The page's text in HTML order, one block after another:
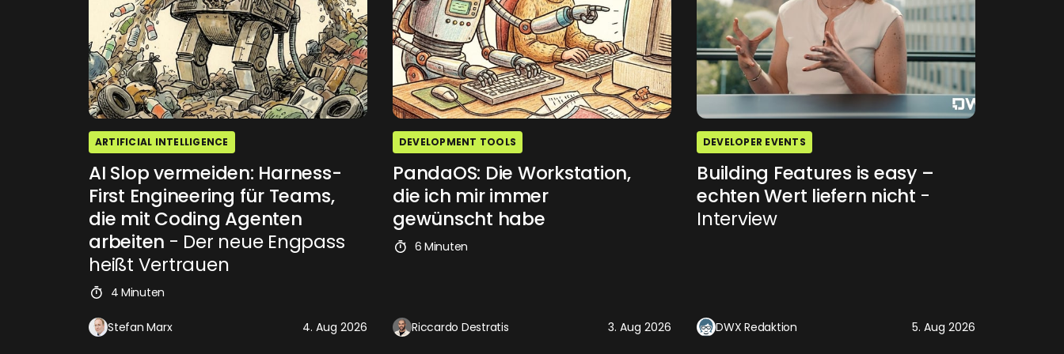
ARTIFICIAL INTELLIGENCE
AI Slop vermeiden: Harness-
First Engineering für Teams,
die mit Coding Agenten
arbeiten - Der neue Engpass
heißt Vertrauen
4 Minuten
Stefan Marx 4. Aug 2026
DEVELOPMENT TOOLS
PandaOS: Die Workstation,
die ich mir immer
gewünscht habe
6 Minuten
Riccardo Destratis 3. Aug 2026
DEVELOPER EVENTS
Building Features is easy –
echten Wert liefern nicht -
Interview
DWX Redaktion 5. Aug 2026